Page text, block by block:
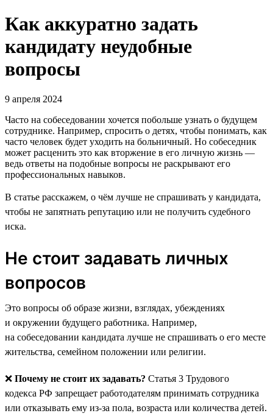
Как аккуратно задать
кандидату неудобные
вопросы
9 апреля 2024
Часто на собеседовании хочется побольше узнать о будущем
сотруднике. Например, спросить о детях, чтобы понимать, как
часто человек будет уходить на больничный. Но собеседник
может расценить это как вторжение в его личную жизнь —
ведь ответы на подобные вопросы не раскрывают его
профессиональных навыков.
В статье расскажем, о чём лучше не спрашивать у кандидата,
чтобы не запятнать репутацию или не получить судебного
иска.
Не стоит задавать личных
вопросов
Это вопросы об образе жизни, взглядах, убеждениях
и окружении будущего работника. Например,
на собеседовании кандидата лучше не спрашивать о его месте
жительства, семейном положении или религии.
❌ Почему не стоит их задавать? Статья 3 Трудового
кодекса РФ запрещает работодателям принимать сотрудника
или отказывать ему из-за пола, возраста или количества детей.